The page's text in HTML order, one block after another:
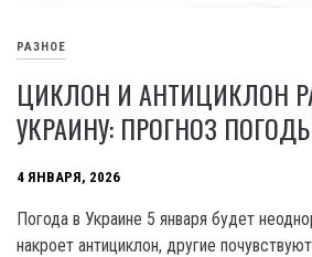
РАЗНОЕ
ЦИКЛОН И АНТИЦИКЛОН
УКРАИНУ: ПРОГНОЗ
4 ЯНВАРЯ, 2026
Погода в Украине 5 января будет
накроет антициклон, другие